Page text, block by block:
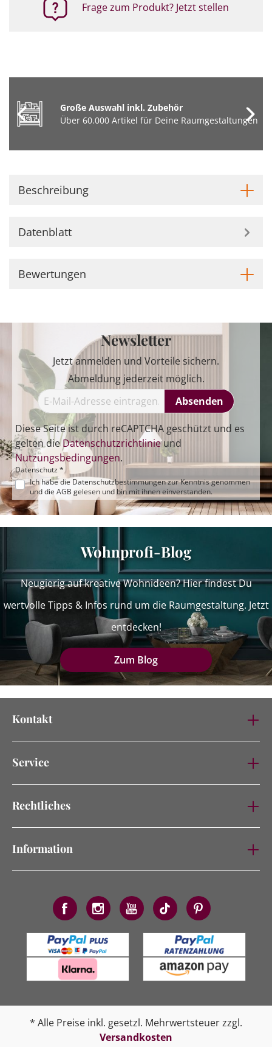
Frage zum Produkt? Jetzt stellen
Große Auswahl inkl. Zubehör
Über 60.000 Artikel für Deine Raumgestaltungen
Beschreibung
Datenblatt
Bewertungen
Newsletter
Jetzt anmelden und Vorteile sichern.
Abmeldung jederzeit möglich.
Absenden
Diese Seite ist durch reCAPTCHA geschützt und es
gelten dieDatenschutzrichtlinieund
Nutzungsbedingungen.
Datenschutz *
Ich habe die Datenschutzbestimmungenzur Kenntnis genommen
und die AGB gelesen und bin mit ihnen einverstanden.
Wohnprofi-Blog
Neugierig auf kreative Wohnideen? Hier findest Du
wertvolle Tipps & Infos rund um die Raumgestaltung. Jetzt
entdecken!
Zum Blog
Kontakt
Service
Rechtliches
Information
* Alle Preise inkl. gesetzl. Mehrwertsteuer zzgl.
Versandkosten